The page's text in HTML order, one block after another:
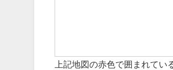
上記地図の赤色で囲まれてい